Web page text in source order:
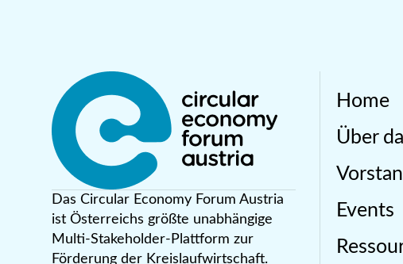
Das Circular Economy Forum Austria
ist Österreichs größte unabhängige
Multi-Stakeholder-Plattform zur
Förderung der Kreislaufwirtschaft.
Home
Über
Events